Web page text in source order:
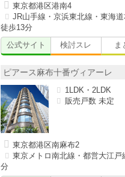
東京都港区港南4
JR山手線・京浜東北線・東海
徒歩13分
公式サイト
検討スレ ま
ピアース麻布十番ヴィアーレ
1LDK・2LDK
販売戸数 未定
東京都港区南麻布2
東京メトロ南北線・都営大江
分